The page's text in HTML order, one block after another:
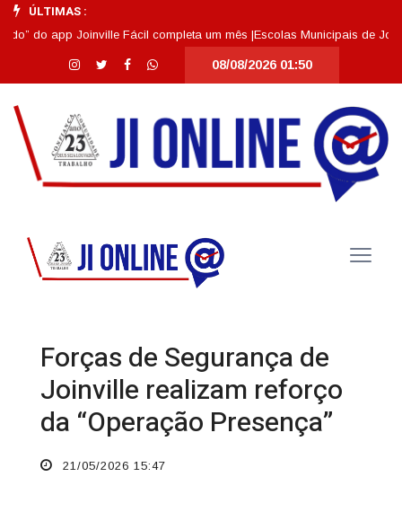
ÚLTIMAS :
do app Joinville Fácil completa um mês |Escolas Municipais de
08/08/2026 01:50
Forças de Segurança de
Joinville realizam reforço
da “Operação Presença”
21/05/2026 15:47